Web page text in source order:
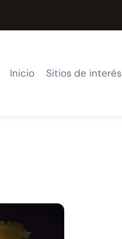
Inicio Sitios de interés